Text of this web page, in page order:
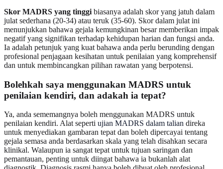
Skor MADRS yang tinggi biasanya adalah skor yang jatuh dalam
julat sederhana (20-34) atau teruk (35-60). Skor dalam julat ini
menunjukkan bahawa gejala kemungkinan besar memberikan impak
negatif yang signifikan terhadap kehidupan harian dan fungsi anda.
Ia adalah petunjuk yang kuat bahawa anda perlu berunding dengan
profesional penjagaan kesihatan untuk penilaian yang komprehensif
dan untuk membincangkan pilihan rawatan yang berpotensi.
Bolehkah saya menggunakan MADRS untuk
penilaian kendiri, dan adakah ia tepat?
Ya, anda sememangnya boleh menggunakan MADRS untuk
penilaian kendiri. Alat seperti ujian MADRS dalam talian direka
untuk menyediakan gambaran tepat dan boleh dipercayai tentang
gejala semasa anda berdasarkan skala yang telah disahkan secara
klinikal. Walaupun ia sangat tepat untuk tujuan saringan dan
pemantauan, penting untuk diingat bahawa ia bukanlah alat